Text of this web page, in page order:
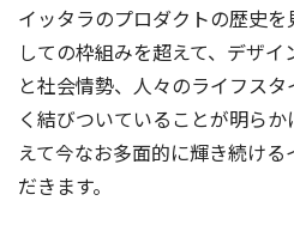
イッタラのプロダクトの歴史
しての枠組みを超えて、デザ
と社会情勢、人々のライフス
く結びついていることが明ら
えて今なお多面的に輝き続け
だきます。